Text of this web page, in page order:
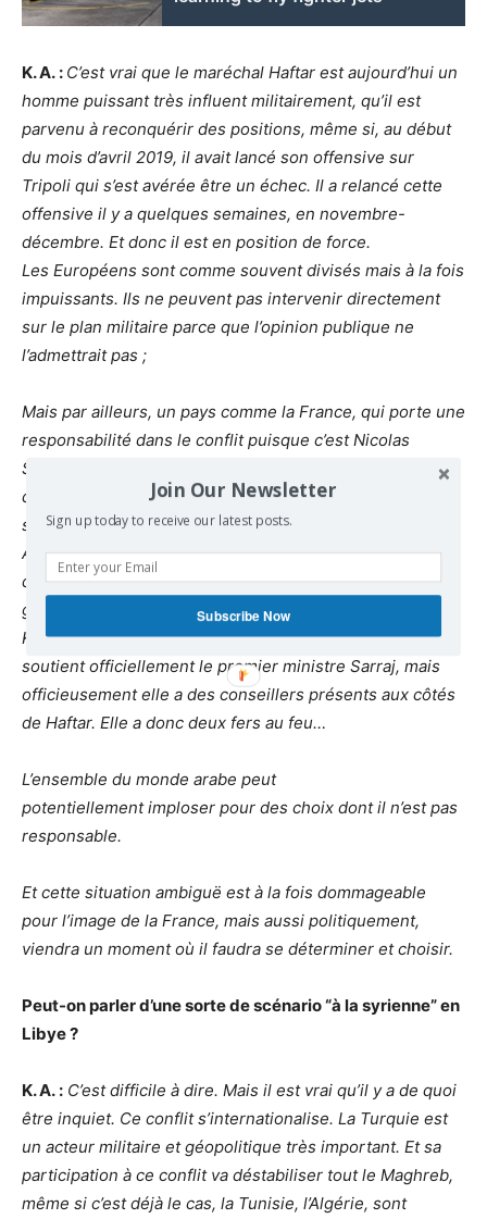
K. A. : C’est vrai que le maréchal Haftar est aujourd’hui un
homme puissant très influent militairement, qu’il est
parvenu à reconquérir des positions, même si, au début
du mois d’avril 2019, il avait lancé son offensive sur
Tripoli qui s’est avérée être un échec. Il a relancé cette
offensive il y a quelques semaines, en novembre-
décembre. Et donc il est en position de force.
Les Européens sont comme souvent divisés mais à la fois
impuissants. Ils ne peuvent pas intervenir directement
sur le plan militaire parce que l’opinion publique ne
l’admettrait pas ;
Mais par ailleurs, un pays comme la France, qui porte une
responsabilité dans le conflit puisque c’est Nicolas
Sarkozy alors président de la République qui avait
déclenché cette guerre en Libye, sans l’aval, sans le
soutien, sans même en informer ses homologues en
Afrique qui sont aujourd’hui directement concernés et
qui paient aujourd’hui mes conséquences de cette
guerre. Nicolas Sarkozy a fait tomber le régime de
Kadhafi et on se retrouve dans une situation où la France
soutient officiellement le premier ministre Sarraj, mais
officieusement elle a des conseillers présents aux côtés
de Haftar. Elle a donc deux fers au feu…
L’ensemble du monde arabe peut
potentiellement imploser pour des choix dont il n’est pas
responsable.
Et cette situation ambiguë est à la fois dommageable
pour l’image de la France, mais aussi politiquement,
viendra un moment où il faudra se déterminer et choisir.
Peut-on parler d’une sorte de scénario “à la syrienne” en
Libye ?
K. A. : C’est difficile à dire. Mais il est vrai qu’il y a de quoi
être inquiet. Ce conflit s’internationalise. La Turquie est
un acteur militaire et géopolitique très important. Et sa
participation à ce conflit va déstabiliser tout le Maghreb,
même si c’est déjà le cas, la Tunisie, l’Algérie, sont
Join Our Newsletter
Sign up today to receive our latest posts.
Subscribe Now